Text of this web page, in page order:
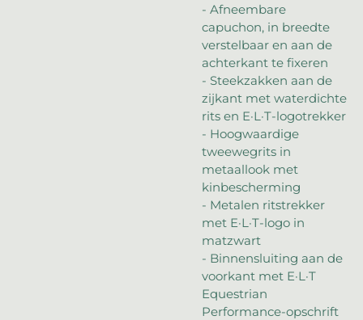
- Afneembare
capuchon, in breedte
verstelbaar en aan de
achterkant te fixeren
- Steekzakken aan de
zijkant met waterdichte
rits en E·L·T-logotrekker
- Hoogwaardige
tweewegrits in
metaallook met
kinbescherming
- Metalen ritstrekker
met E·L·T-logo in
matzwart
- Binnensluiting aan de
voorkant met E·L·T
Equestrian
Performance-opschrift